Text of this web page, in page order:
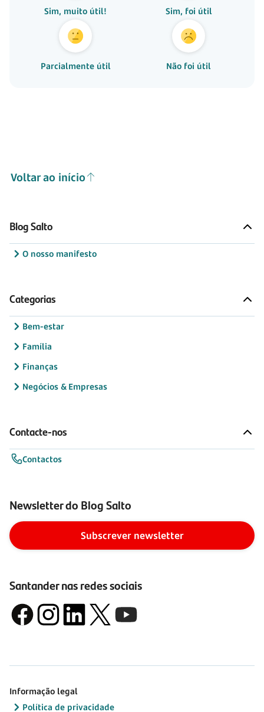
Sim, muito útil! Sim, foi útil
Parcialmente útil Não foi útil
Voltar ao início
Blog Salto
O nosso manifesto
Categorias
Bem-estar
Família
Finanças
Negócios & Empresas
Contacte-nos
Contactos
Newsletter do Blog Salto
Subscrever newsletter
Santander nas redes sociais
Informação legal
Política de privacidade